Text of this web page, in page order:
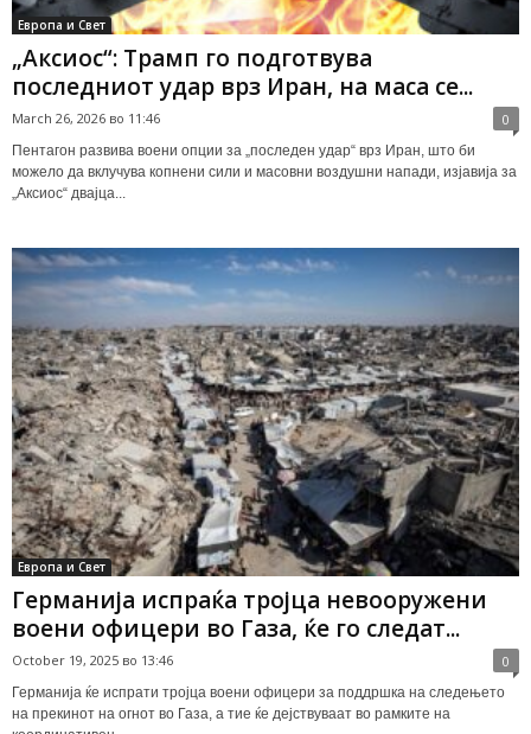
Европа и Свет
„Аксиос“: Трамп го подготвува
последниот удар врз Иран, на маса се...
March 26, 2026 во 11:46 0
Пентагон развива воени опции за „последен удар“ врз Иран, што би
можело да вклучува копнени сили и масовни воздушни напади, изјавија за
„Аксиос“ двајца...
Европа и Свет
Германија испраќа тројца невооружени
воени офицери во Газа, ќе го следат...
October 19, 2025 во 13:46 0
Германија ќе испрати тројца воени офицери за поддршка на следењето
на прекинот на огнот во Газа, а тие ќе дејствуваат во рамките на